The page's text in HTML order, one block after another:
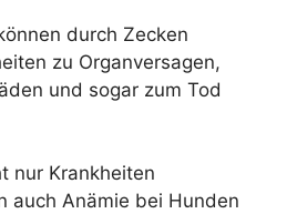
durch Zecken
zu Organversagen,
und sogar zum Tod
nur Krankheiten
auch Anämie bei Hunden